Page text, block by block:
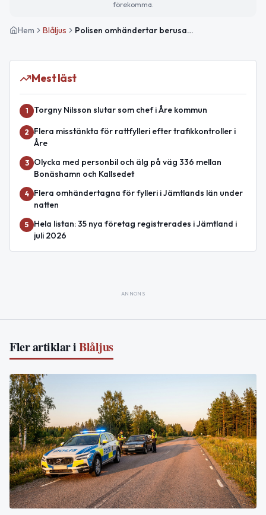
förekomma.
Hem Blåljus Polisen omhändertar berusade och utreder våld och rattfylleri i Jämtlands län
Mest läst
1 Torgny Nilsson slutar som chef i Åre kommun
2
Flera misstänkta för rattfylleri efter trafikkontroller i
Åre
3
Olycka med personbil och älg på väg 336 mellan
Bonäshamn och Kallsedet
4
Flera omhändertagna för fylleri i Jämtlands län under
natten
5
Hela listan: 35 nya företag registrerades i Jämtland i
juli 2026
ANNONS
Fler artiklar iBlåljus